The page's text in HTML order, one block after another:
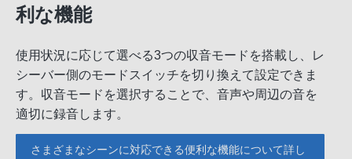
利な機能
使用状況に応じて選べる3つの収音モードを搭載し、レ
シーバー側のモードスイッチを切り換えて設定できま
す。収音モードを選択することで、音声や周辺の音を
適切に録音します。
さまざまなシーンに対応できる便利な機能について詳し